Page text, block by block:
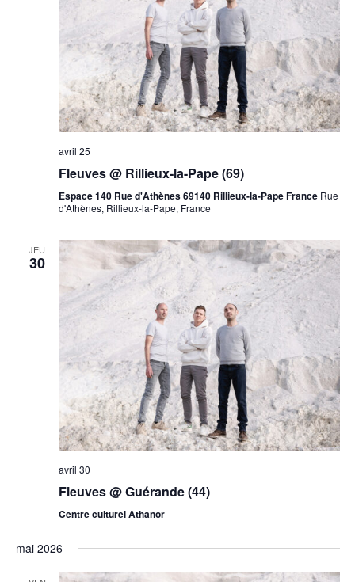
avril 25
Fleuves @ Rillieux-la-Pape (69)
Espace 140 Rue d'Athènes 69140 Rillieux-la-Pape France Rue
d'Athènes, Rillieux-la-Pape, France
JEU
30
avril 30
Fleuves @ Guérande (44)
Centre culturel Athanor
mai 2026